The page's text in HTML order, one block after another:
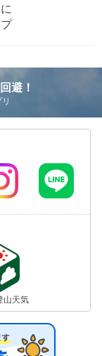
避！
山天気